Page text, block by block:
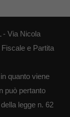
- Via Nicola
e Partita
quanto viene
può pertanto
legge n. 62